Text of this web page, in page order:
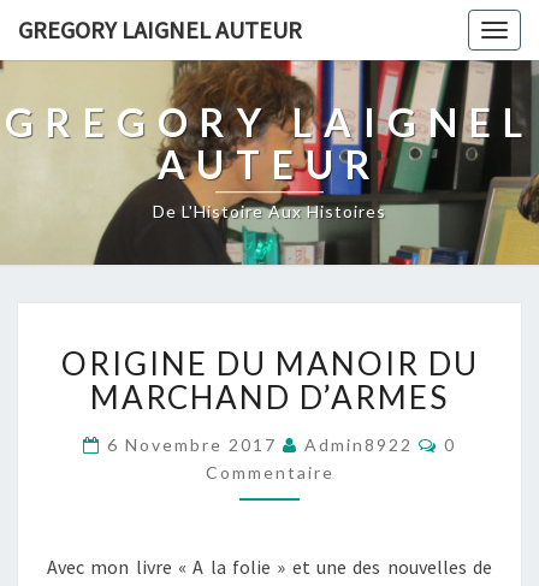
GREGORY LAIGNEL AUTEUR
GREGORY LAIGNEL
AUTEUR
De L'Histoire Aux Histoires
DU
MANOIR
DU
MARCHAND
D’ARMES
ORIGINE DU MANOIR DU
MARCHAND D’ARMES
6 Novembre 2017 Admin8922
0
Commentaire
Avec mon livre « A la folie » et une des nouvelles de